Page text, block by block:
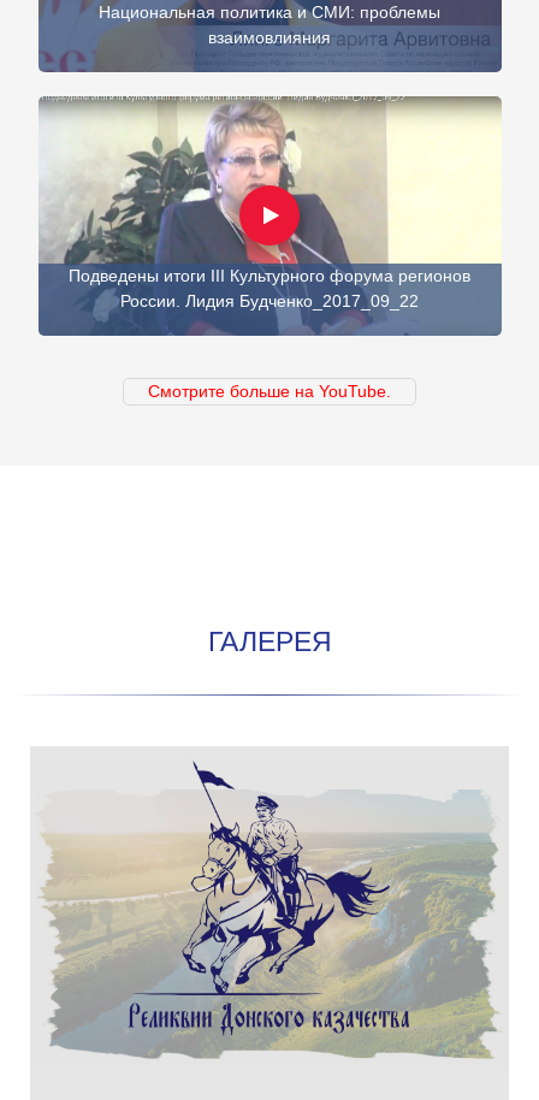
Национальная политика и СМИ: проблемы
взаимовлияния
Подведены итоги III Культурного форума регионов
России. Лидия Будченко_2017_09_22
Смотрите больше на YouTube.
ГАЛЕРЕЯ